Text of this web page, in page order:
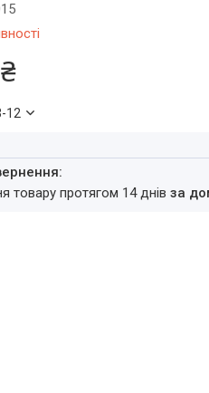
12
товару протягом 14 днівза